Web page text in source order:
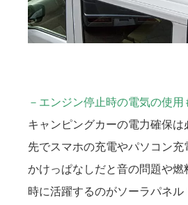
－エンジン停止時の電気の使用
キャンピングカーの電力確保
先でスマホの充電やパソコン
かけっぱなしだと音の問題や
時に活躍するのがソーラパネ